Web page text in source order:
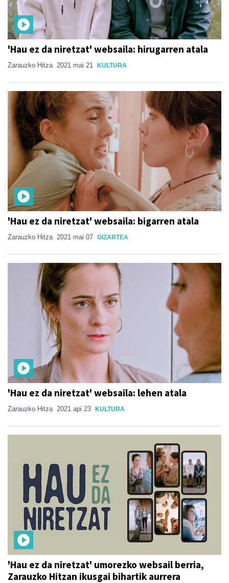
'Hau ez da niretzat' websaila: hirugarren atala
Zarauzko Hitza 2021 mai 21 KULTURA
'Hau ez da niretzat' websaila: bigarren atala
Zarauzko Hitza 2021 mai 07 GIZARTEA
'Hau ez da niretzat' websaila: lehen atala
Zarauzko Hitza 2021 api 23 KULTURA
'Hau ez da niretzat' umorezko websail berria,
Zarauzko Hitzan ikusgai bihartik aurrera